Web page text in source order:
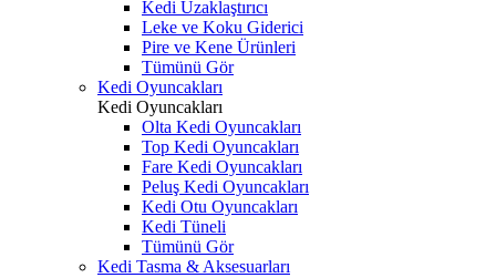
Kedi Uzaklaştırıcı
Leke ve Koku Giderici
Pire ve Kene Ürünleri
Tümünü Gör
Kedi Oyuncakları
Kedi Oyuncakları
Olta Kedi Oyuncakları
Top Kedi Oyuncakları
Fare Kedi Oyuncakları
Peluş Kedi Oyuncakları
Kedi Otu Oyuncakları
Kedi Tüneli
Tümünü Gör
Kedi Tasma & Aksesuarları